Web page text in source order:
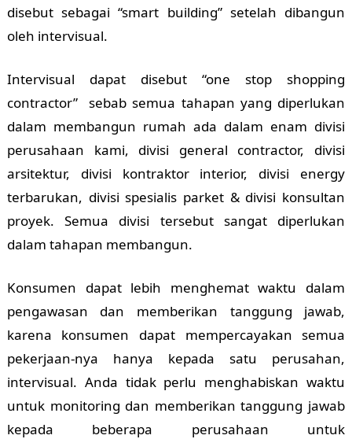
disebut sebagai “smart building” setelah dibangun
oleh intervisual.
Intervisual dapat disebut “one stop shopping
contractor” sebab semua tahapan yang diperlukan
dalam membangun rumah ada dalam enam divisi
perusahaan kami, divisi general contractor, divisi
arsitektur, divisi kontraktor interior, divisi energy
terbarukan, divisi spesialis parket & divisi konsultan
proyek. Semua divisi tersebut sangat diperlukan
dalam tahapan membangun.
Konsumen dapat lebih menghemat waktu dalam
pengawasan dan memberikan tanggung jawab,
karena konsumen dapat mempercayakan semua
pekerjaan-nya hanya kepada satu perusahan,
intervisual. Anda tidak perlu menghabiskan waktu
untuk monitoring dan memberikan tanggung jawab
kepada beberapa perusahaan untuk